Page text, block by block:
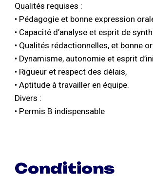
Qualités requises :
• Pédagogie et bonne expression
• Capacité d’analyse et esprit de
• Qualités rédactionnelles, et bonne
• Dynamisme, autonomie et esprit
• Rigueur et respect des délais,
• Aptitude à travailler en équipe.
Divers :
• Permis B indispensable
Conditions